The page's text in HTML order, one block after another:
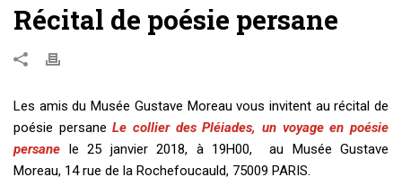
Récital de poésie persane
Les amis du Musée Gustave Moreau vous invitent au récital de
poésie persaneLe collier des Pléiades, un voyage en poésie
persane le 25 janvier 2018, à 19H00, au Musée Gustave
Moreau, 14 rue de la Rochefoucauld, 75009 PARIS.